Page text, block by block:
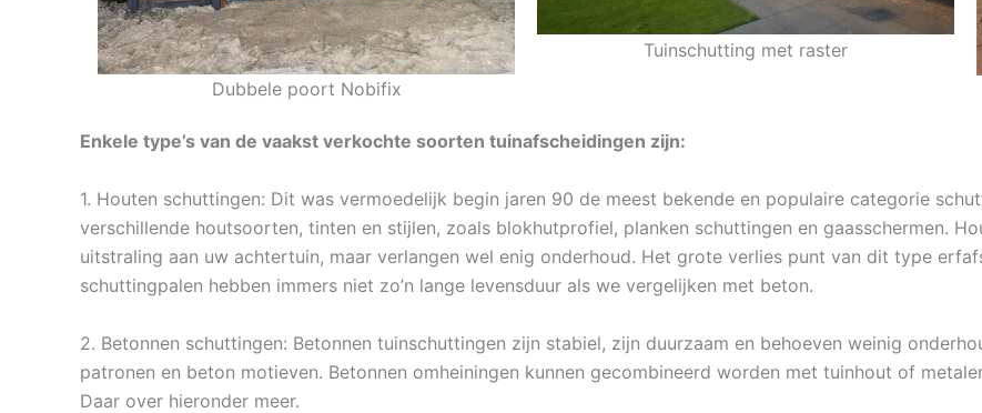
Dubbele poort Nobifix
Tuinschutting met raster
Enkele type’s van de vaakst verkochte soorten tuinafscheidingen zijn:
1. Houten schuttingen: Dit was vermoedelijk begin jaren 90 de meest bekende en populaire categorie
verschillende houtsoorten, tinten en stijlen, zoals blokhutprofiel, planken schuttingen en gaasschermen.
uitstraling aan uw achtertuin, maar verlangen wel enig onderhoud. Het grote verlies punt van dit type
schuttingpalen hebben immers niet zo’n lange levensduur als we vergelijken met beton.
2. Betonnen schuttingen: Betonnen tuinschuttingen zijn stabiel, zijn duurzaam en behoeven weinig
patronen en beton motieven. Betonnen omheiningen kunnen gecombineerd worden met tuinhout of
Daar over hieronder meer.